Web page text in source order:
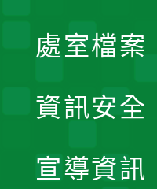
處室檔案
資訊安全
宣導資訊